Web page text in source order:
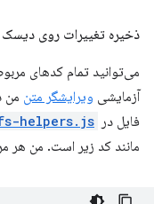
ذخیره تغییرات روی دیسک
می‌توانید تمام کدهای
آزمایشی ویرایشگر متن من
فایل در helpers.js
مانند کد زیر است. من هر